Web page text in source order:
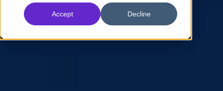
Accept Decline